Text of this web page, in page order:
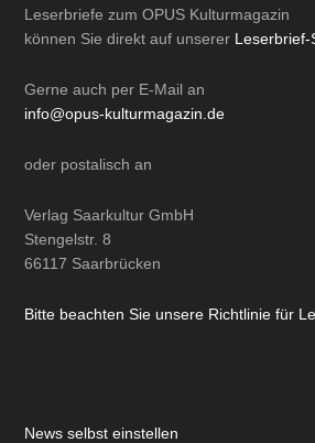
Leserbriefe zum OPUS Kulturmagazin
können Sie direkt auf unserer Leserbrief-
Gerne auch per E-Mail an
info@opus-kulturmagazin.de
oder postalisch an
Verlag Saarkultur GmbH
Stengelstr. 8
66117 Saarbrücken
Bitte beachten Sie unsere Richtlinie für
News selbst einstellen